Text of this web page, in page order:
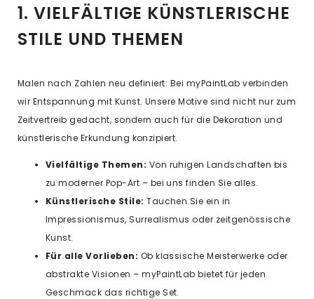
1. VIELFÄLTIGE KÜNSTLERISCHE
STILE UND THEMEN
Malen nach Zahlen neu definiert: Bei myPaintLab verbinden
wir Entspannung mit Kunst. Unsere Motive sind nicht nur zum
Zeitvertreib gedacht, sondern auch für die Dekoration und
künstlerische Erkundung konzipiert.
Vielfältige Themen: Von ruhigen Landschaften bis
zu moderner Pop-Art – bei uns finden Sie alles.
Künstlerische Stile: Tauchen Sie ein in
Impressionismus, Surrealismus oder zeitgenössische
Kunst.
Für alle Vorlieben: Ob klassische Meisterwerke oder
abstrakte Visionen – myPaintLab bietet für jeden
Geschmack das richtige Set.